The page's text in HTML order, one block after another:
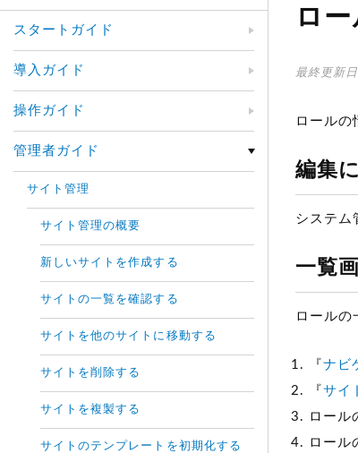
ロ
最終更新
ロールの
編集
システム
一覧
ロールの
『ナビ
『サイ
ロール
ロール
スタートガイド
導入ガイド
操作ガイド
管理者ガイド
サイト管理
サイト管理の概要
新しいサイトを作成する
サイトの一覧を確認する
サイトを他のサイトに移動する
サイトを削除する
サイトを複製する
サイトのテンプレートを初期化する